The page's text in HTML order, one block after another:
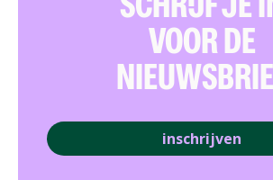
SCHRIJF JE
VOOR DE
inschrijven